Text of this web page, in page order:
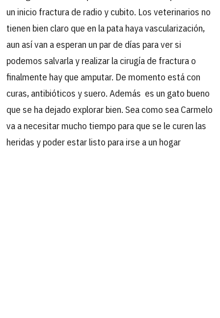
un inicio fractura de radio y cubito. Los veterinarios no
tienen bien claro que en la pata haya vascularización,
aun así van a esperan un par de días para ver si
podemos salvarla y realizar la cirugía de fractura o
finalmente hay que amputar. De momento está con
curas, antibióticos y suero. Además es un gato bueno
que se ha dejado explorar bien. Sea como sea Carmelo
va a necesitar mucho tiempo para que se le curen las
heridas y poder estar listo para irse a un hogar